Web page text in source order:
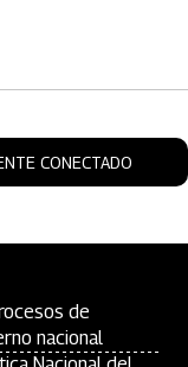
CONECTADO
de
nacional